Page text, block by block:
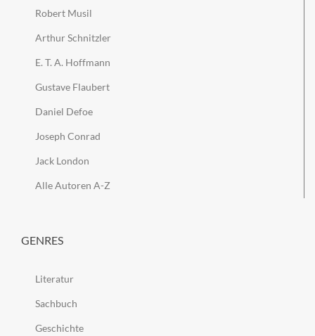
Robert Musil
Arthur Schnitzler
E. T. A. Hoffmann
Gustave Flaubert
Daniel Defoe
Joseph Conrad
Jack London
Alle Autoren A-Z
GENRES
Literatur
Sachbuch
Geschichte